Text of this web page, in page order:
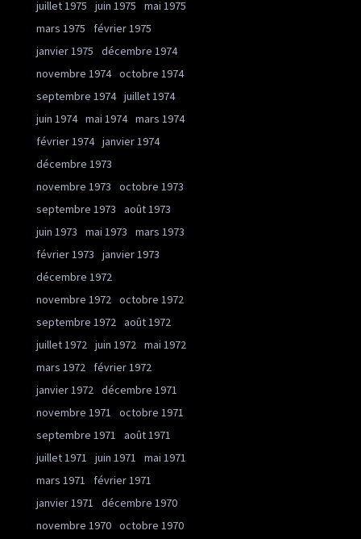
juillet 1975 juin 1975
mai 1975
mars 1975
février 1975
janvier 1975
décembre 1974
novembre 1974 octobre 1974
septembre 1974 juillet 1974
juin 1974 mai 1974 mars 1974
février 1974 janvier 1974
décembre 1973
novembre 1973
octobre 1973
septembre 1973
août 1973
juin 1973
mai 1973
mars 1973
février 1973
janvier 1973
décembre 1972
novembre 1972 octobre 1972
septembre 1972 août 1972
juillet 1972 juin 1972 mai 1972
mars 1972
février 1972
janvier 1972 décembre 1971
novembre 1971
octobre 1971
septembre 1971
août 1971
juillet 1971
juin 1971
mai 1971
mars 1971
février 1971
janvier 1971
décembre 1970
novembre 1970 octobre 1970